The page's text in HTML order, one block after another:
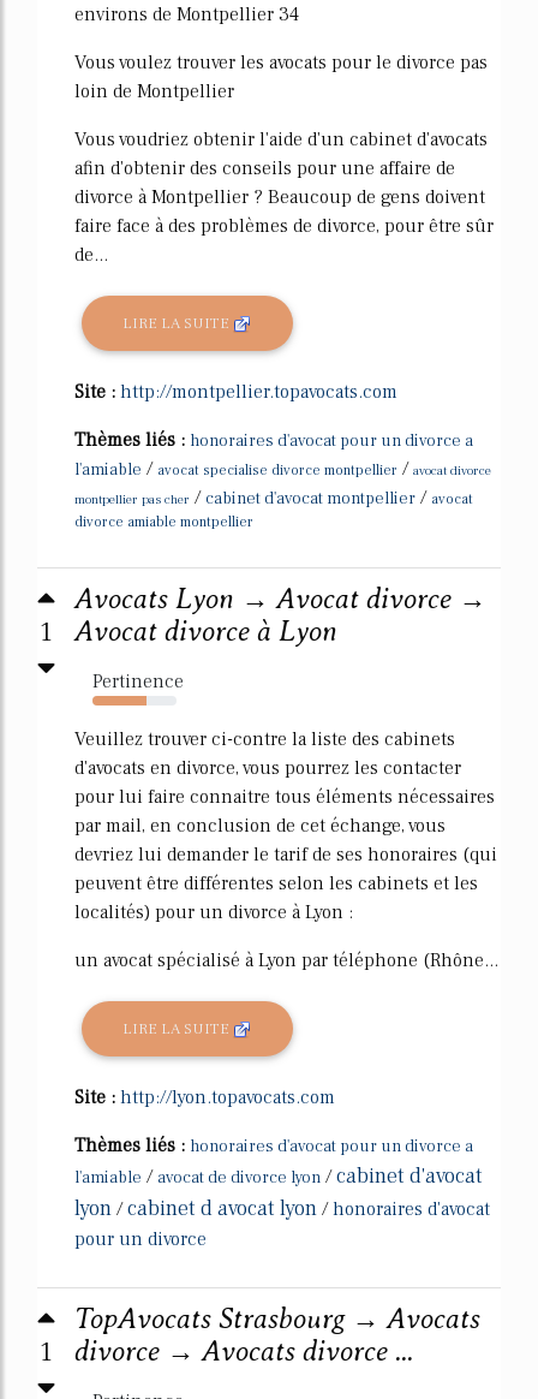
environs de Montpellier 34
Vous voulez trouver les avocats pour le divorce pas
loin de Montpellier
Vous voudriez obtenir l'aide d'un cabinet d'avocats
afin d'obtenir des conseils pour une affaire de
divorce à Montpellier ? Beaucoup de gens doivent
faire face à des problèmes de divorce, pour être sûr
de...
LIRE LA SUITE
Site : http://montpellier.topavocats.com
Thèmes liés : honoraires d'avocat pour un divorce a
l'amiable / avocat specialise divorce montpellier / avocat divorce
montpellier pas cher / cabinet d'avocat montpellier / avocat
divorce amiable montpellier
1
Avocats Lyon → Avocat divorce →
Avocat divorce à Lyon
Pertinence
64%
Veuillez trouver ci-contre la liste des cabinets
d'avocats en divorce, vous pourrez les contacter
pour lui faire connaitre tous éléments nécessaires
par mail, en conclusion de cet échange, vous
devriez lui demander le tarif de ses honoraires (qui
peuvent être différentes selon les cabinets et les
localités) pour un divorce à Lyon :
un avocat spécialisé à Lyon par téléphone (Rhône...
LIRE LA SUITE
Site : http://lyon.topavocats.com
Thèmes liés : honoraires d'avocat pour un divorce a
l'amiable / avocat de divorce lyon /cabinet d'avocat
lyon /cabinet d avocat lyon /honoraires d'avocat
pour un divorce
1
TopAvocats Strasbourg → Avocats
divorce → Avocats divorce ...